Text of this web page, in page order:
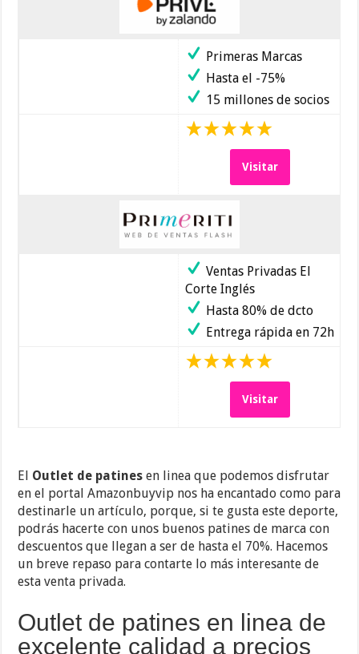
Primeras Marcas
Hasta el -75%
15 millones de socios
Visitar
Ventas Privadas El
Corte Inglés
Hasta 80% de dcto
Entrega rápida en 72h
Visitar
El Outlet de patines en linea que podemos disfrutar
en el portal Amazonbuyvip nos ha encantado como para
destinarle un artículo, porque, si te gusta este deporte,
podrás hacerte con unos buenos patines de marca con
descuentos que llegan a ser de hasta el 70%. Hacemos
un breve repaso para contarte lo más interesante de
esta venta privada.
Outlet de patines en linea de
excelente calidad a precios